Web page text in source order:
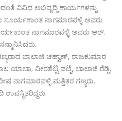
ವಿವಿಧ ಅಭಿವೃದ್ದಿ ಕಾರ್ಯಗಳನ್ನು
ಸೂರ್ಯಕಾಂತ ನಾಗಮಾರಪಳ್ಳಿ ಅವರು
ನಾಗಮಾರಪಳ್ಳಿ ಅವರು ಆರ್.
ಬಾಲಾಜಿ ಚಹ್ವಾಣ್, ರಾಜಕುಮಾರ
ಯಾಬಾ, ವೀರಶೆಟ್ಟಿ ಪಟ್ನೆ, ಬಾಲಾಜಿ ರೆಡ್ಡಿ,
ನಾಗಮಾರಪಳ್ಳಿ ಮತ್ತಿತರ ಗಣ್ಯರು,